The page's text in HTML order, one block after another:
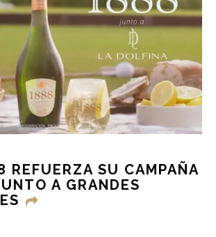
REFUERZA SU CAMPAÑA
A GRANDES